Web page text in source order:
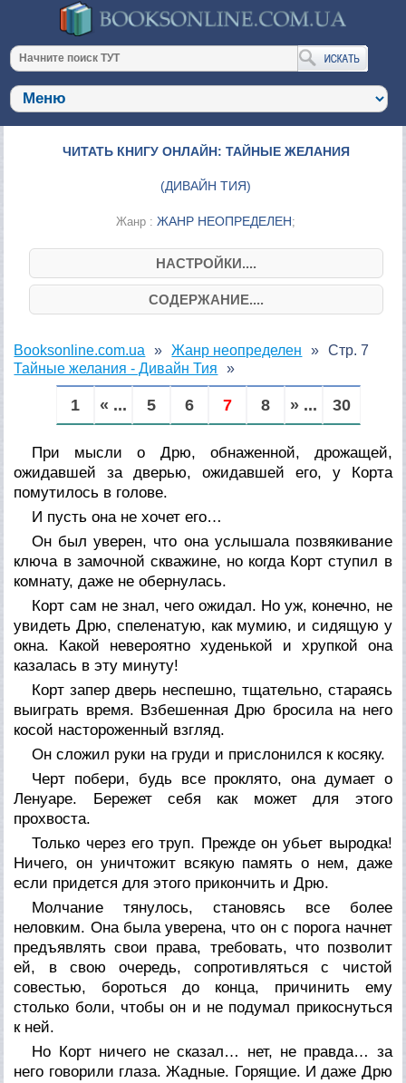
ЧИТАТЬ КНИГУ ОНЛАЙН: ТАЙНЫЕ ЖЕЛАНИЯ
(ДИВАЙН ТИЯ)
Жанр :ЖАНР НЕОПРЕДЕЛЕН;
НАСТРОЙКИ....
СОДЕРЖАНИЕ....
Booksonline.com.ua
Жанр неопределен
Тайные желания - Дивайн Тия
Стр. 7
1 « ... 5 6 7 8 » ... 30
При мысли о Дрю, обнаженной, дрожащей,
ожидавшей за дверью, ожидавшей его, у Корта
помутилось в голове.
И пусть она не хочет его…
Он был уверен, что она услышала позвякивание
ключа в замочной скважине, но когда Корт ступил в
комнату, даже не обернулась.
Корт сам не знал, чего ожидал. Но уж, конечно, не
увидеть Дрю, спеленатую, как мумию, и сидящую у
окна. Какой невероятно худенькой и хрупкой она
казалась в эту минуту!
Корт запер дверь неспешно, тщательно, стараясь
выиграть время. Взбешенная Дрю бросила на него
косой настороженный взгляд.
Он сложил руки на груди и прислонился к косяку.
Черт побери, будь все проклято, она думает о
Ленуаре. Бережет себя как может для этого
прохвоста.
Только через его труп. Прежде он убьет выродка!
Ничего, он уничтожит всякую память о нем, даже
если придется для этого прикончить и Дрю.
Молчание тянулось, становясь все более
неловким. Она была уверена, что он с порога начнет
предъявлять свои права, требовать, что позволит
ей, в свою очередь, сопротивляться с чистой
совестью, бороться до конца, причинить ему
столько боли, чтобы он и не подумал прикоснуться
к ней.
Но Корт ничего не сказал… нет, не правда… за
него говорили глаза. Жадные. Горящие. И даже Дрю